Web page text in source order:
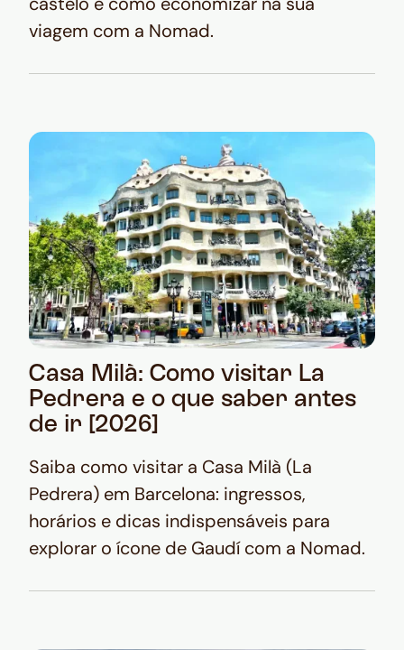
viagem com a Nomad.
Casa Milà: Como visitar La
Pedrera e o que saber antes
de ir [2026]
Saiba como visitar a Casa Milà (La
Pedrera) em Barcelona: ingressos,
horários e dicas indispensáveis para
explorar o ícone de Gaudí com a Nomad.